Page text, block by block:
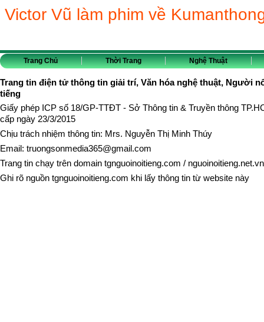
Victor Vũ làm phim về
Trang Chủ Thời Trang Nghệ Thuật
Trang tin điện tử thông tin giải trí, Văn hóa nghệ thuật, Người
tiếng
Giấy phép ICP số 18/GP-TTĐT - Sở Thông tin & Truyền thông
cấp ngày 23/3/2015
Chịu trách nhiệm thông tin: Mrs. Nguyễn Thị Minh Thúy
Email: truongsonmedia365@gmail.com
Trang tin chạy trên domain tgnguoinoitieng.com / nguoinoitieng.net.vn
Ghi rõ nguồn tgnguoinoitieng.com khi lấy thông tin từ website này